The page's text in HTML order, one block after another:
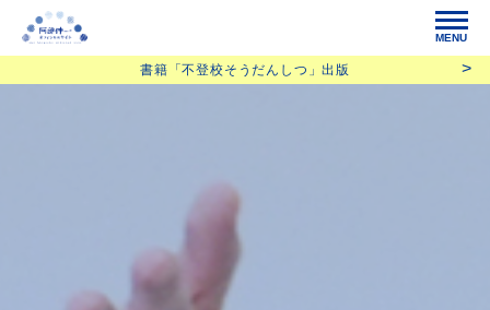
MENU
書籍「不登校そうだんしつ」出版